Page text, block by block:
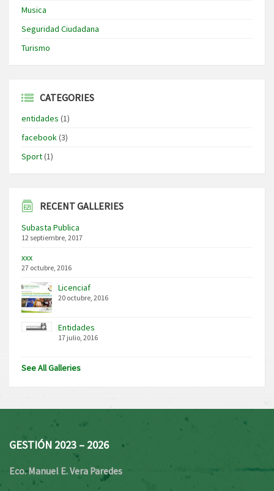
Musica
Seguridad Ciudadana
Turismo
CATEGORIES
entidades (1)
facebook(3)
Sport(1)
RECENT GALLERIES
Subasta Publica
12 septiembre, 2017
xxx
27 octubre, 2016
Licenciaf
20 octubre, 2016
Entidades
17 julio, 2016
See All Galleries
GESTIÓN 2023 – 2026
Eco. Manuel E. Vera Paredes